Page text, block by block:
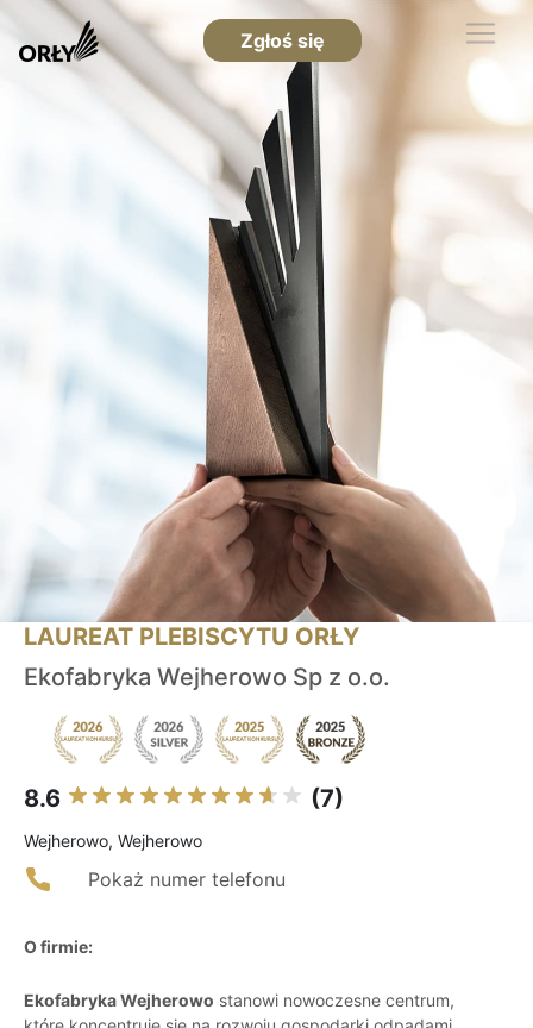
Zgłoś się
LAUREAT PLEBISCYTU ORŁY
Ekofabryka Wejherowo Sp z o.o.
8.6 (7)
Wejherowo, Wejherowo
Pokaż numer telefonu
O firmie:
Ekofabryka Wejherowo stanowi nowoczesne centrum,